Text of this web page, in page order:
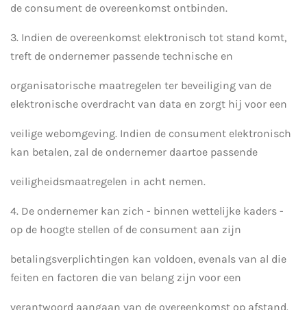
de consument de overeenkomst ontbinden.
3. Indien de overeenkomst elektronisch tot stand komt,
treft de ondernemer passende technische en
organisatorische maatregelen ter beveiliging van de
elektronische overdracht van data en zorgt hij voor een
veilige webomgeving. Indien de consument elektronisch
kan betalen, zal de ondernemer daartoe passende
veiligheidsmaatregelen in acht nemen.
4. De ondernemer kan zich - binnen wettelijke kaders -
op de hoogte stellen of de consument aan zijn
betalingsverplichtingen kan voldoen, evenals van al die
feiten en factoren die van belang zijn voor een
verantwoord aangaan van de overeenkomst op afstand.